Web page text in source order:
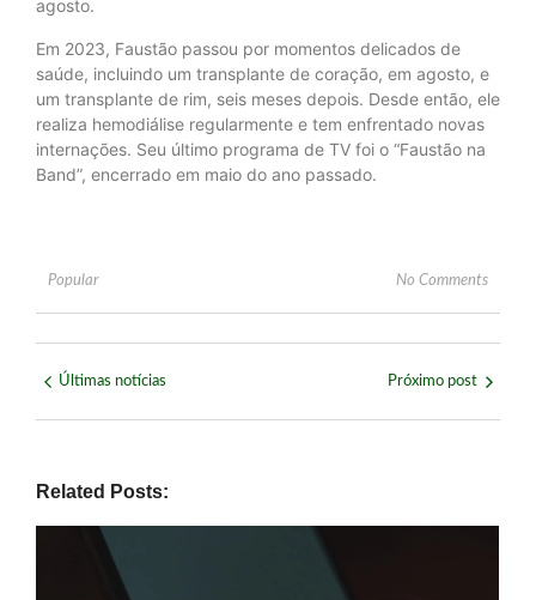
agosto.
Em 2023, Faustão passou por momentos delicados de
saúde, incluindo um transplante de coração, em agosto, e
um transplante de rim, seis meses depois. Desde então, ele
realiza hemodiálise regularmente e tem enfrentado novas
internações. Seu último programa de TV foi o “Faustão na
Band”, encerrado em maio do ano passado.
Popular No Comments
Últimas notícias Próximo post
Related Posts: